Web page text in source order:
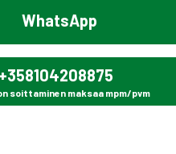
WhatsApp
+358104208875
soittaminen maksaa mpm/pvm